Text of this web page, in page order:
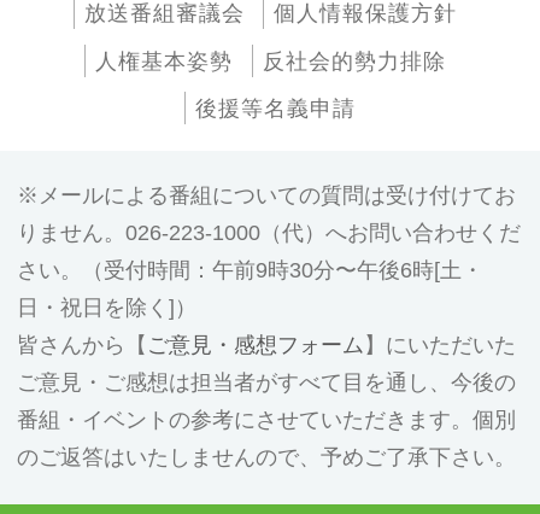
放送番組審議会
個人情報保護方針
人権基本姿勢
反社会的勢力排除
後援等名義申請
メールによる番組についての質問は受け付けてお
りません。026-223-1000（代）へお問い合わせくだ
さい。（受付時間：午前9時30分〜午後6時[土・
日・祝日を除く]）
皆さんから【 ご意見・感想フォーム 】にいただいた
ご意見・ご感想は担当者がすべて目を通し、今後の
番組・イベントの参考にさせていただきます。個別
のご返答はいたしませんので、予めご了承下さい。